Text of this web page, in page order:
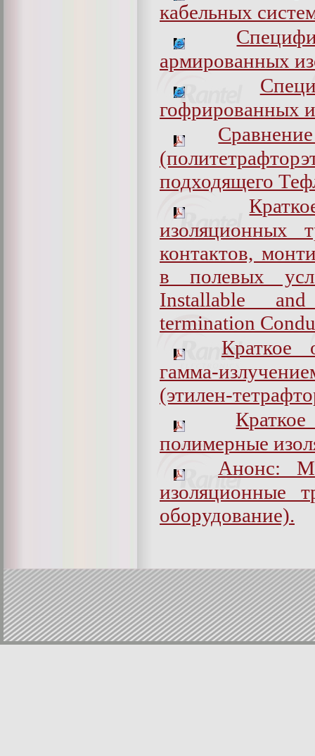
кабельных
армированных
гофрированных
подходящего
изоляционных
контактов,
в полевых
Installable
termination
Краткое
гамма-
(этилен-
полимерные
Анонс:
изоляционные
оборудование).